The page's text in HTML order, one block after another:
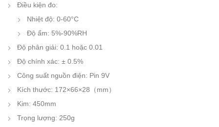
Điều kiện đo:
Nhiệt độ: 0-60°C
Độ ẩm: 5%-90%RH
Độ phân giải: 0.1 hoặc 0.01
Độ chính xác: ± 0.5%
Công suất nguồn điện: Pin 9V
Kích thước: 172×66×28（mm）
Kim: 450mm
Trọng lượng: 250g